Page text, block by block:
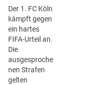
Der 1. FC Köln
kämpft gegen
ein hartes
FIFA-Urteil an.
Die
ausgesproche
nen Strafen
gelten